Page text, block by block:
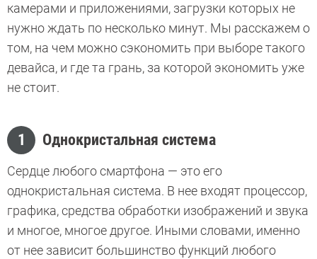
камерами и приложениями, загрузки которых не
нужно ждать по несколько минут. Мы расскажем о
том, на чем можно сэкономить при выборе такого
девайса, и где та грань, за которой экономить уже
не стоит.
1 Однокристальная система
Сердце любого смартфона — это его
однокристальная система. В нее входят процессор,
графика, средства обработки изображений и звука
и многое, многое другое. Иными словами, именно
от нее зависит большинство функций любого